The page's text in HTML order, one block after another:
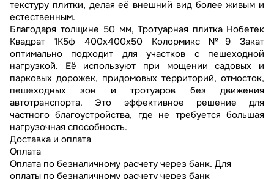
текстуру плитки, делая её внешний вид более живым и
естественным.
Благодаря толщине 50 мм, Тротуарная плитка Нобетек
Квадрат 1К5ф 400x400x50 Колормикс №9 Закат
оптимально подходит для участков с пешеходной
нагрузкой. Её используют при мощении садовых и
парковых дорожек, придомовых территорий, отмосток,
пешеходных зон и тротуаров без движения
автотранспорта. Это эффективное решение для
частного благоустройства, где не требуется большая
нагрузочная способность.
Доставка и оплата
Оплата
Оплата по безналичному расчету через банк. Для
оплаты по безналичному расчету через банк